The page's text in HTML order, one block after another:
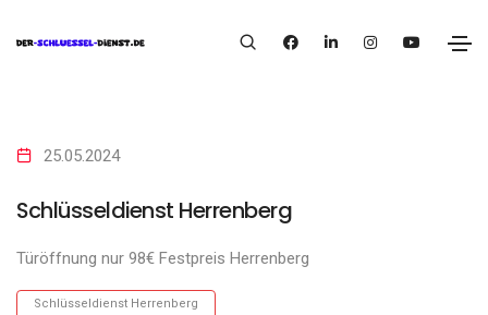
25.05.2024
Schlüsseldienst Herrenberg
Türöffnung nur 98€ Festpreis Herrenberg
Schlüsseldienst Herrenberg